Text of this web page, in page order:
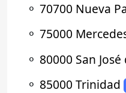
⚬ 70700 Nueva
⚬ 75000
⚬ 80000 San
⚬ 85000 Trinidad